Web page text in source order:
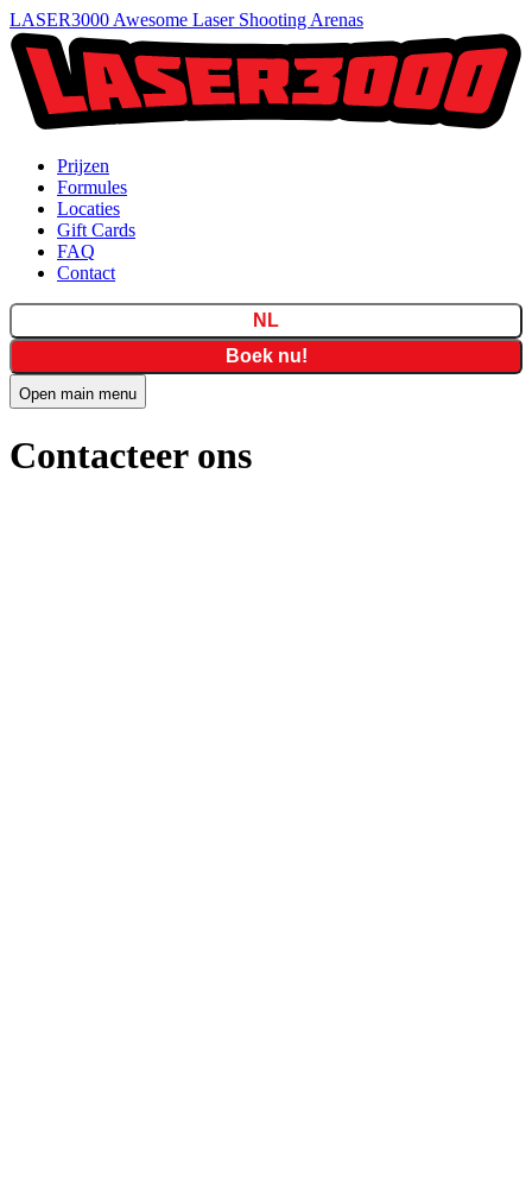
LASER3000 Awesome Laser Shooting Arenas
Prijzen
Formules
Locaties
Gift Cards
FAQ
Contact
NL
Boek nu!
Open main menu
Contacteer ons